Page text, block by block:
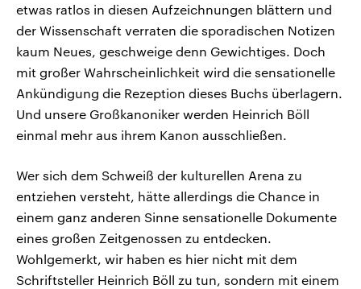
etwas ratlos in diesen Aufzeichnungen blättern und
der Wissenschaft verraten die sporadischen Notizen
kaum Neues, geschweige denn Gewichtiges. Doch
mit großer Wahrscheinlichkeit wird die sensationelle
Ankündigung die Rezeption dieses Buchs überlagern.
Und unsere Großkanoniker werden Heinrich Böll
einmal mehr aus ihrem Kanon ausschließen.
Wer sich dem Schweiß der kulturellen Arena zu
entziehen versteht, hätte allerdings die Chance in
einem ganz anderen Sinne sensationelle Dokumente
eines großen Zeitgenossen zu entdecken.
Wohlgemerkt, wir haben es hier nicht mit dem
Schriftsteller Heinrich Böll zu tun, sondern mit einem